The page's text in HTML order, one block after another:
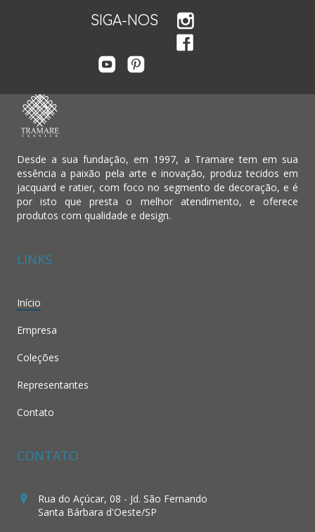
SIGA-NOS
Desde a sua fundação, em 1997, a Tramare tem em sua
essência a paixão pela arte e inovação, produz tecidos em
jacquard e ratier, com foco no segmento de decoração, e é
por isto que presta o melhor atendimento, e oferece
produtos com qualidade e design.
LINKS
Início
Empresa
Coleções
Representantes
Contato
CONTATO
Rua do Açúcar, 08 - Jd. São Fernando
Santa Bárbara d'Oeste/SP